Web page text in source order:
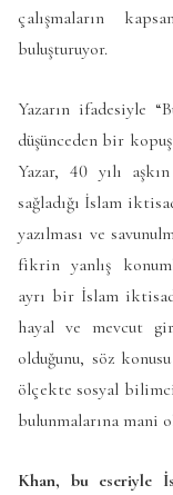
çalışmaların
buluşturuyor.
Yazarın ifadesiyle
düşünceden bir
Yazar, 40 yılı
sağladığı İslam
yazılması ve
fikrin yanlış
ayrı bir İslam
hayal ve mevcut
olduğunu, söz
ölçekte sosyal
bulunmalarına mani
Khan, bu eseriyle